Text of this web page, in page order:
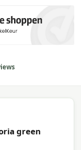
green